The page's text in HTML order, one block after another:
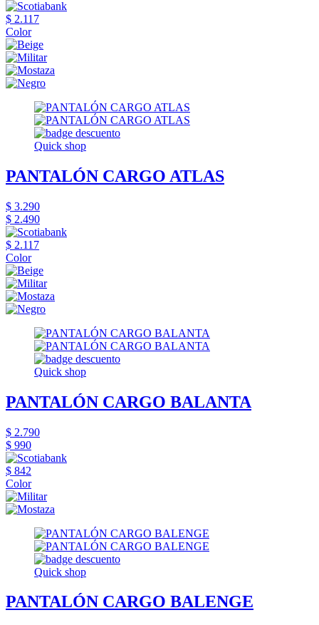
$ 2.117
Color
Quick shop
PANTALÓN CARGO ATLAS
$ 3.290
$ 2.490
$ 2.117
Color
Quick shop
PANTALÓN CARGO BALANTA
$ 2.790
$ 990
$ 842
Color
Quick shop
PANTALÓN CARGO BALENGE